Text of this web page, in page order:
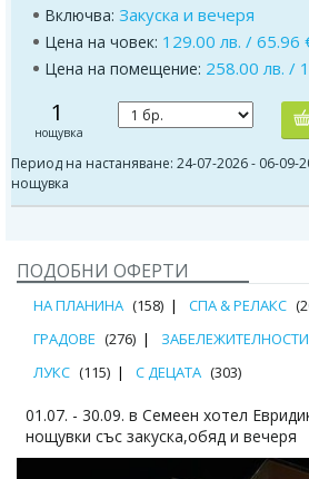
Включва: Закуска и вечеря
Цена на човек: 129.00 лв. / 65.96
Цена на помещение: 258.00 лв. /
1
нощувка
Период на настаняване: 24-07-2026 - 06-
нощувка
ПОДОБНИ ОФЕРТИ
НА ПЛАНИНА (158) СПА & РЕЛАКС
ГРАДОВЕ (276) ЗАБЕЛЕЖИТЕЛНОСТИ
ЛУКС (115) С ДЕЦАТА (303)
01.07. - 30.09. в Семеен хотел
нощувки със закуска,обяд и вечеря